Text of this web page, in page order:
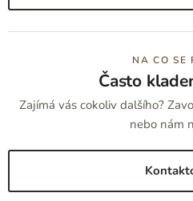
NA CO SE
Často
Zajímá vás cokoliv dalšího?
nebo nám